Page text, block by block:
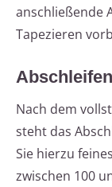
anschließende
Tapezieren
Nach dem
steht das
Sie hierzu
zwischen 100